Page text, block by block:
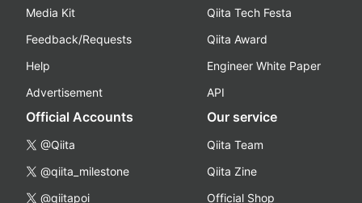
Media Kit
Feedback/Requests
Help
Advertisement
Qiita Tech Festa
Qiita Award
Engineer White Paper
API
Official Accounts
@Qiita
@qiita_milestone
@qiitapoi
Our service
Qiita Team
Qiita Zine
Official Shop